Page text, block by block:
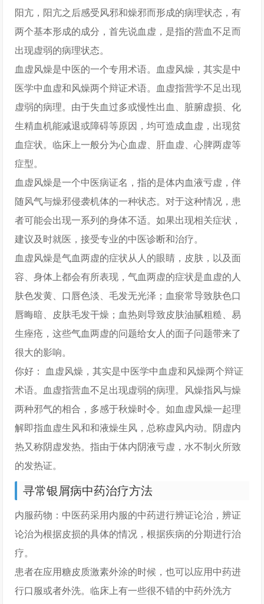
阳亢，阳亢之后感受风邪和燥邪而形成的病理状态，有
两个基本形成的成分，首先说血虚，是指的营血不足而
出现虚弱的病理状态。
血虚风燥是中医的一个专用术语。血虚风燥，其实是中
医学中血虚和风燥两个辩证术语。血虚指营学不足出现
虚弱的病理。由于失血过多或慢性出血、脏腑虚损、化
生精血机能减退或障碍等原因，均可造成血虚，出现贫
血症状。临床上一般分为心血虚、肝血虚、心脾两虚等
症型。
血虚风燥是一个中医病证名，指的是体内血液亏虚，伴
随风气与燥邪侵袭机体的一种状态。对于这种情况，患
者可能会出现一系列的身体不适。如果出现相关症状，
建议及时就医，接受专业的中医诊断和治疗。
血虚风燥是气血两虚的症状从人的眼睛，皮肤，以及面
容、身体上都会有所表现，气血两虚的症状是血虚的人
肤色发黄、口唇色淡、毛发无光泽；血瘀常导致肤色口
唇晦暗、皮肤毛发干燥；血热则导致皮肤油腻粗糙、易
生痤疮，这些气血两虚的问题给女人的面子问题带来了
很大的影响。
你好： 血虚风燥，其实是中医学中血虚和风燥两个辩证
术语。血虚指营血不足出现虚弱的病理。风燥指风与燥
两种邪气的相合，多感于秋燥时令。如血虚风燥一起理
解即指血虚生风和和液燥生风，总称虚风内动。阴虚内
热又称阴虚发热。指由于体内阴液亏虚，水不制火所致
的发热证。
寻常银屑病中药治疗方法
内服药物：中医药采用内服的中药进行辨证论治，辨证
论治为根据皮损的具体的情况，根据疾病的分期进行治
疗。
患者在应用糖皮质激素外涂的时候，也可以应用中药进
行口服或者外洗。临床上有一些很不错的中药外洗方